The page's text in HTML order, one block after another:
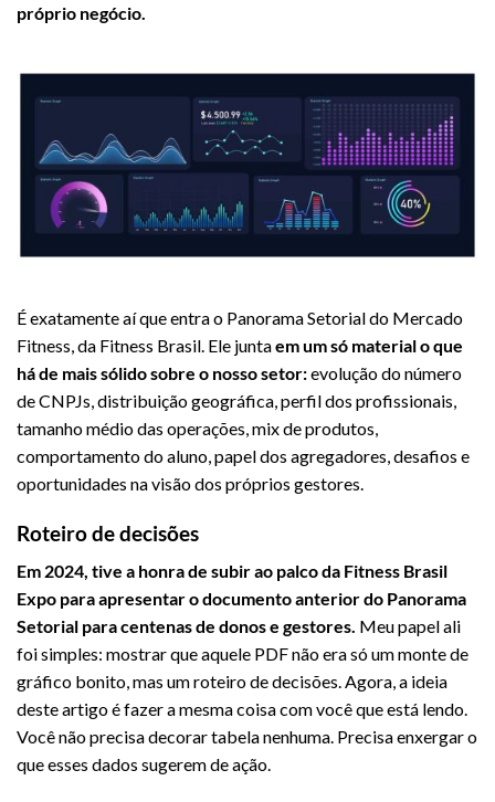
próprio negócio.
É exatamente aí que entra o Panorama Setorial do Mercado
Fitness, da Fitness Brasil. Ele juntaem um só material o que
há de mais sólido sobre o nosso setor:evolução do número
de CNPJs, distribuição geográfica, perfil dos profissionais,
tamanho médio das operações, mix de produtos,
comportamento do aluno, papel dos agregadores, desafios e
oportunidades na visão dos próprios gestores.
Roteiro de decisões
Em 2024, tive a honra de subir ao palco da Fitness Brasil
Expo para apresentar o documento anterior do Panorama
Setorial para centenas de donos e gestores. Meu papel ali
foi simples: mostrar que aquele PDF não era só um monte de
gráfico bonito, mas um roteiro de decisões. Agora, a ideia
deste artigo é fazer a mesma coisa com você que está lendo.
Você não precisa decorar tabela nenhuma. Precisa enxergar o
que esses dados sugerem de ação.